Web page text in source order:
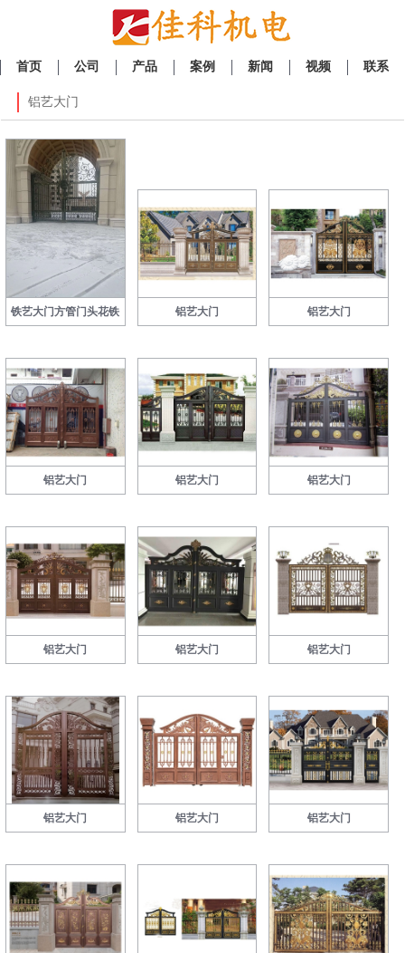
首页 公司 产品 案例 新闻 视频 联系
铝艺大门
铁艺大门方管门头花铁 铝艺大门 铝艺大门
铝艺大门 铝艺大门 铝艺大门
铝艺大门 铝艺大门 铝艺大门
铝艺大门 铝艺大门 铝艺大门